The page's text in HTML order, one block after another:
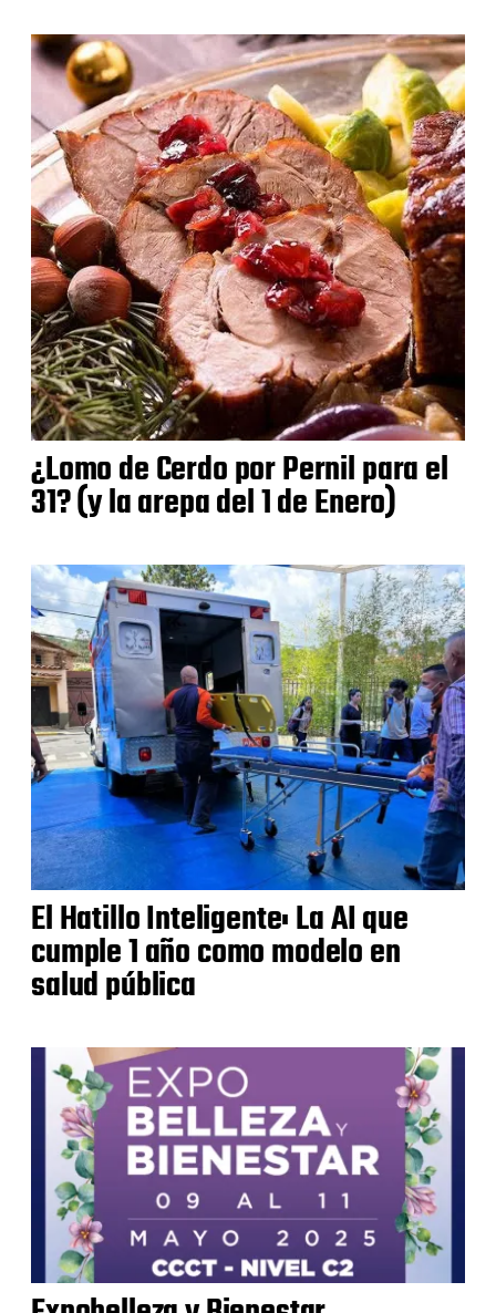
¿Lomo de Cerdo por Pernil para el
31? (y la arepa del 1 de Enero)
El Hatillo Inteligente: La AI que
cumple 1 año como modelo en
salud pública